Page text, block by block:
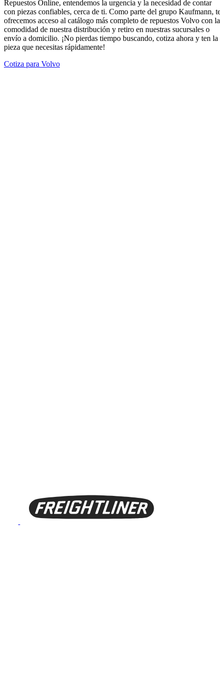
Repuestos Online, entendemos la urgencia y la necesidad de contar
con piezas confiables, cerca de ti. Como parte del grupo Kaufmann,
ofrecemos acceso al catálogo más completo de repuestos Volvo con la
comodidad de nuestra distribución y retiro en nuestras sucursales o
envío a domicilio. ¡No pierdas tiempo buscando, cotiza ahora y ten la
pieza que necesitas rápidamente!
Cotiza para Volvo